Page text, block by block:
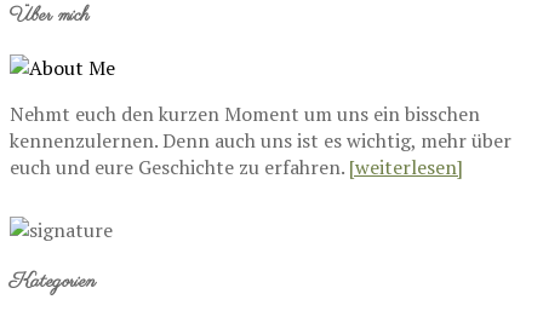
Über mich
Nehmt euch den kurzen Moment um uns ein bisschen
kennenzulernen. Denn auch uns ist es wichtig, mehr über
euch und eure Geschichte zu erfahren. [weiterlesen]
Kategorien